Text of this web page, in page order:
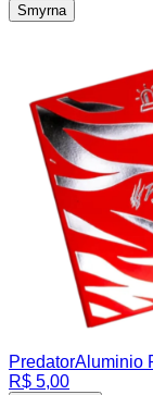
Smyrna
PredatorAluminio
R$ 5,00